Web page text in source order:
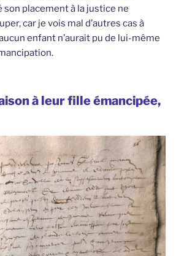
son placement à la justice ne
car je vois mal d’autres cas à
enfant n’aurait pu de lui-même
à leur fille émancipée,